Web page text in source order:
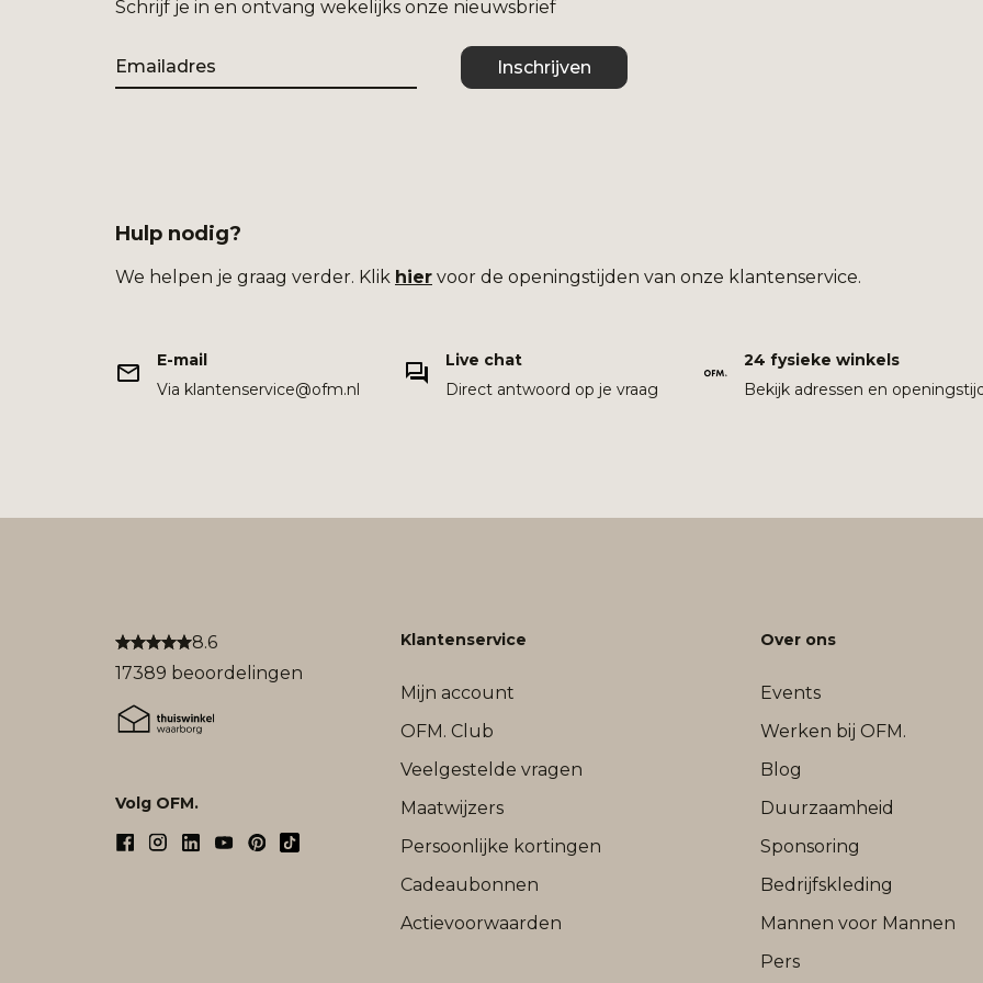
Schrijf je in en ontvang wekelijks onze nieuwsbrief
Email
Inschrijven
Hulp nodig?
We helpen je graag verder. Klik hier voor de openingstijden van onze klantenservice.
E-mail
Via klantenservice@ofm.nl
Live chat
Direct antwoord op je vraag
24 fysieke winkels
Bekijk adressen en
8.6
17389 beoordelingen
Volg OFM.
Klantenservice
Mijn account
OFM. Club
Veelgestelde vragen
Maatwijzers
Persoonlijke kortingen
Cadeaubonnen
Actievoorwaarden
Over ons
Events
Werken bij OFM.
Blog
Duurzaamheid
Sponsoring
Bedrijfskleding
Mannen voor Mannen
Pers